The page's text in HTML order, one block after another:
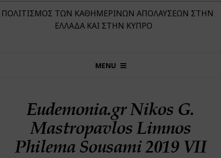
ΤΩΝ ΚΑΘΗΜΕΡΙΝΏΝ ΑΠΟΛΑΎΣΕΩΝ ΣΤΗΝ
ΕΛΛΆΔΑ ΚΑΙ ΣΤΗΝ ΚΎΠΡΟ
MENU
Eudemonia.gr Nikos G.
Mastropavlos Limnos
Philema Sousami 2019 VII